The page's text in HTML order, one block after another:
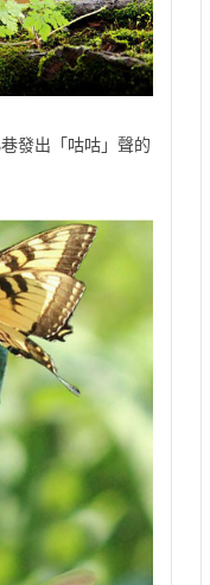
發出「咕咕」聲的